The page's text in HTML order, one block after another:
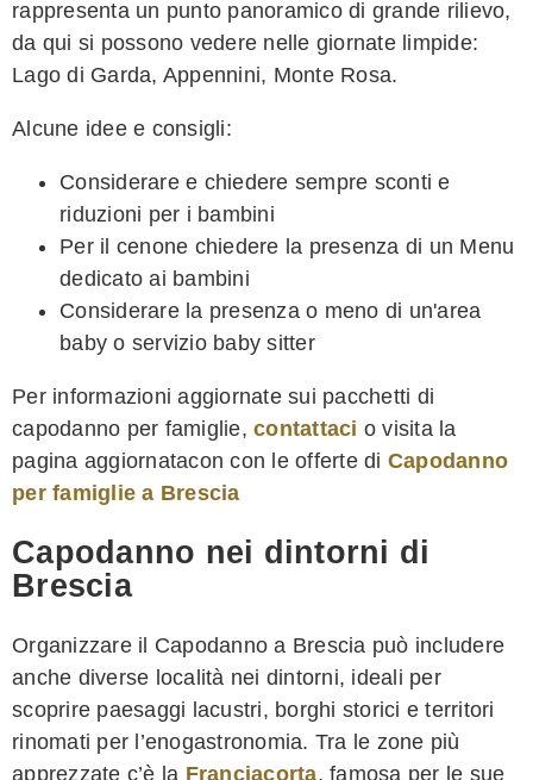
rappresenta un punto panoramico di grande rilievo,
da qui si possono vedere nelle giornate limpide:
Lago di Garda, Appennini, Monte Rosa.
Alcune idee e consigli:
Considerare e chiedere sempre sconti e
riduzioni per i bambini
Per il cenone chiedere la presenza di un Menu
dedicato ai bambini
Considerare la presenza o meno di un'area
baby o servizio baby sitter
Per informazioni aggiornate sui pacchetti di
capodanno per famiglie, contattaci o visita la
pagina aggiornatacon con le offerte di Capodanno
per famiglie a Brescia
Capodanno nei dintorni di
Brescia
Organizzare il Capodanno a Brescia può includere
anche diverse località nei dintorni, ideali per
scoprire paesaggi lacustri, borghi storici e territori
rinomati per l’enogastronomia. Tra le zone più
apprezzate c’è la Franciacorta, famosa per le sue